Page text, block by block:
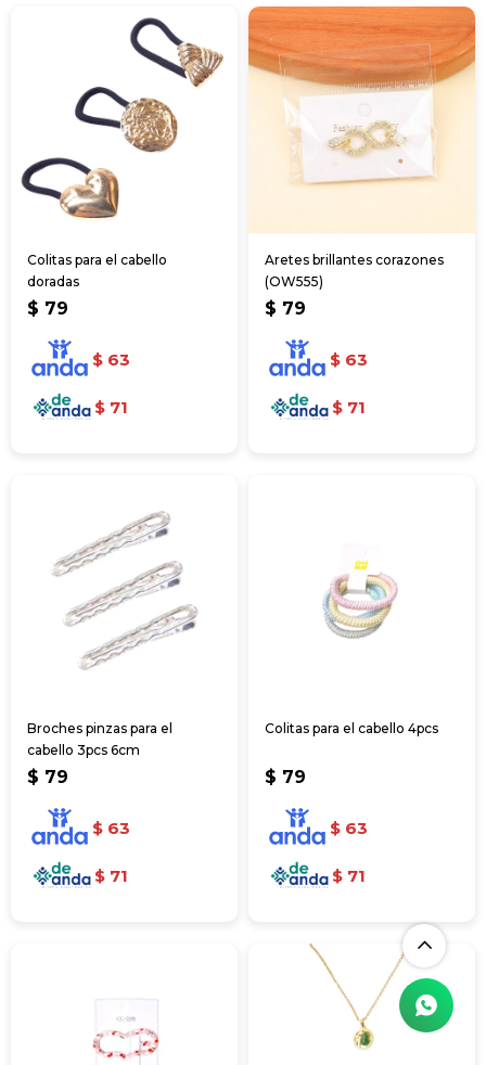
Colitas para el cabello
doradas
$ 79
$ 63
$ 71
Aretes brillantes corazones
(OW555)
$ 79
$ 63
$ 71
Broches pinzas para el
cabello 3pcs 6cm
$ 79
$ 63
$ 71
Colitas para el cabello 4pcs
$ 79
$ 63
$ 71